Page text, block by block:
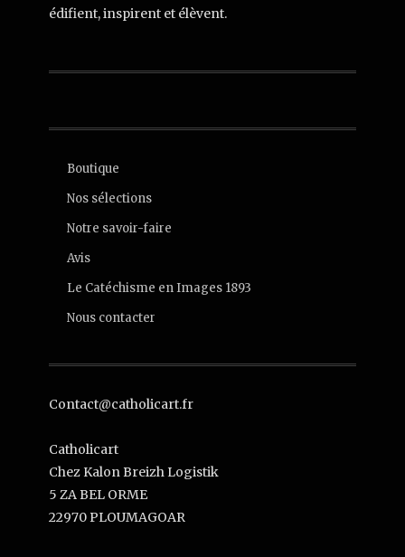
édifient, inspirent et élèvent.
Boutique
Nos sélections
Notre savoir-faire
Avis
Le Catéchisme en Images 1893
Nous contacter
Contact@catholicart.fr
Catholicart
Chez Kalon Breizh Logistik
5 ZA BEL ORME
22970 PLOUMAGOAR